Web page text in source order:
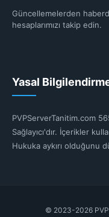
Güncellemelerden
hesaplarımızı takip edin.
Yasal
PVPServerTanitim.com
Sağlayıcı'dır. İçerikler
Hukuka aykırı olduğunu
© 2023-2026